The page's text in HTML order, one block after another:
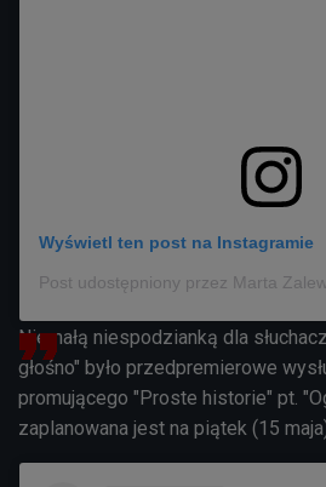
Wyświetl ten post na Instagramie
Niemałą niespodzianką dla
głośno" było przedpremierowe
promującego "Proste historie" pt.
zaplanowana jest na piątek (15